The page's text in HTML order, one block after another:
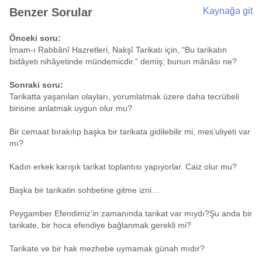
Benzer Sorular Kaynağa git
Önceki soru:
İmam-ı Rabbânî Hazretleri, Nakşî Tarikatı için, “Bu tarikatın
bidâyeti nihâyetinde mündemicdir.” demiş; bunun mânâsı ne?
Sonraki soru:
Tarikatta yaşanılan olayları, yorumlatmak üzere daha tecrübeli
birisine anlatmak uygun olur mu?
Bir cemaat bırakılıp başka bir tarikata gidilebilir mi, mes’uliyeti var
mı?
Kadın erkek karışık tarikat toplantısı yapıyorlar. Caiz olur mu?
Başka bir tarikatin sohbetine gitme izni…
Peygamber Efendimiz’in zamanında tarikat var mıydı?Şu anda bir
tarikate, bir hoca efendiye bağlanmak gerekli mi?
Tarikate ve bir hak mezhebe uymamak günah mıdır?